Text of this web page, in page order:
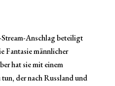
Anschlag beteiligt
Fantasie männlicher
hat sie mit einem
der nach Russland und